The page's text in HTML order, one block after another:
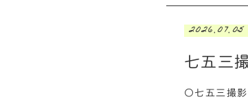
2026.07.05
七五三
〇七五三撮